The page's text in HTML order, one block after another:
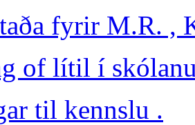
fyrir M.R. ,
of lítil í
til kennslu .